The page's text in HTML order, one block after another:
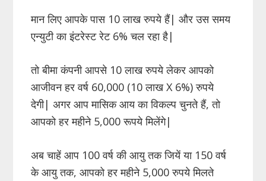
मान लिए आपके पास 10 लाख रुपये हैं| और उस समय
एन्युटी का इंटरेस्ट रेट 6% चल रहा है|
तो बीमा कंपनी आपसे 10 लाख रुपये लेकर आपको
आजीवन हर वर्ष 60,000 (10 लाख X 6%) रुपये
देगी| अगर आप मासिक आय का विकल्प चुनते हैं, तो
आपको हर महीने 5,000 रूपये मिलेंगे|
अब चाहें आप 100 वर्ष की आयु तक जियें या 150 वर्ष
के आयु तक, आपको हर महीने 5,000 रुपये मिलते